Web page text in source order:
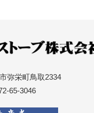
弥栄町鳥取2334
65-3046